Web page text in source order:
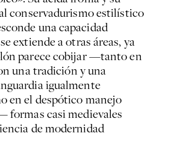
conservadurismo estilístico
una capacidad
extiende a otras áreas, ya
parece cobijar —tanto en
una tradición y una
igualmente
en el despótico manejo
casi medievales
de modernidad